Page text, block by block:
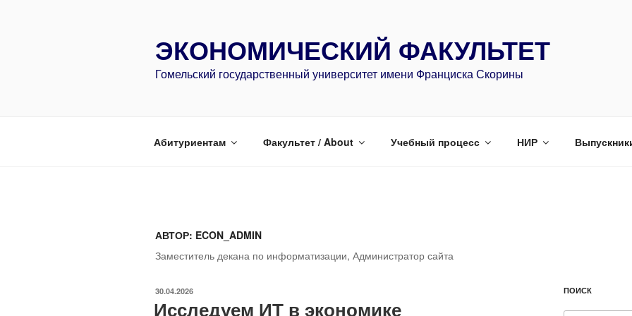
ЭКОНОМИЧЕСКИЙ ФАКУЛЬТЕТ
Гомельский государственный университет имени Франциска Скорины
Абитуриентам Факультет / About Учебный процесс НИР
АВТОР: ECON_ADMIN
Заместитель декана по информатизации, Администратор сайта
ОПУБЛИКОВАНО
30.04.2026
Исследуем ИТ в экономике
ПОИСК